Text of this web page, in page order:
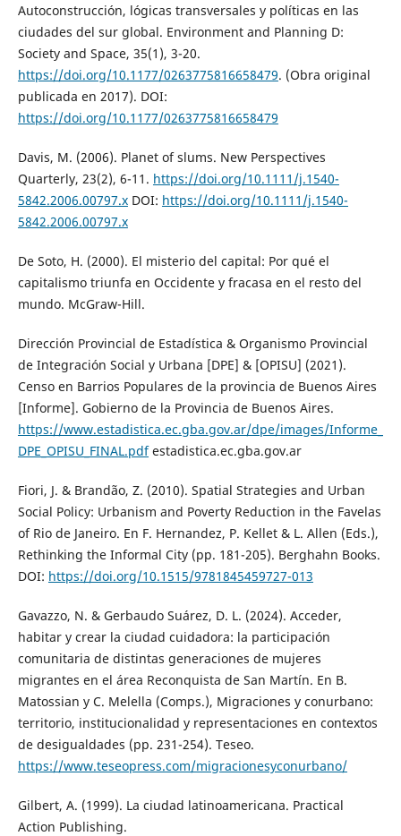
Autoconstrucción, lógicas transversales y políticas en las
ciudades del sur global. Environment and Planning D:
Society and Space, 35(1), 3-20.
https://doi.org/10.1177/0263775816658479. (Obra original
publicada en 2017). DOI:
https://doi.org/10.1177/0263775816658479
Davis, M. (2006). Planet of slums. New Perspectives
Quarterly, 23(2), 6-11. https://doi.org/10.1111/j.1540-
5842.2006.00797.xDOI: https://doi.org/10.1111/j.1540-
5842.2006.00797.x
De Soto, H. (2000). El misterio del capital: Por qué el
capitalismo triunfa en Occidente y fracasa en el resto del
mundo. McGraw-Hill.
Dirección Provincial de Estadística & Organismo Provincial
de Integración Social y Urbana [DPE] & [OPISU] (2021).
Censo en Barrios Populares de la provincia de Buenos Aires
[Informe]. Gobierno de la Provincia de Buenos Aires.
https://www.estadistica.ec.gba.gov.ar/dpe/images/Informe_
DPE_OPISU_FINAL.pdfestadistica.ec.gba.gov.ar
Fiori, J. & Brandão, Z. (2010). Spatial Strategies and Urban
Social Policy: Urbanism and Poverty Reduction in the Favelas
of Rio de Janeiro. En F. Hernandez, P. Kellet & L. Allen (Eds.),
Rethinking the Informal City (pp. 181-205). Berghahn Books.
DOI: https://doi.org/10.1515/9781845459727-013
Gavazzo, N. & Gerbaudo Suárez, D. L. (2024). Acceder,
habitar y crear la ciudad cuidadora: la participación
comunitaria de distintas generaciones de mujeres
migrantes en el área Reconquista de San Martín. En B.
Matossian y C. Melella (Comps.), Migraciones y conurbano:
territorio, institucionalidad y representaciones en contextos
de desigualdades (pp. 231-254). Teseo.
https://www.teseopress.com/migracionesyconurbano/
Gilbert, A. (1999). La ciudad latinoamericana. Practical
Action Publishing.